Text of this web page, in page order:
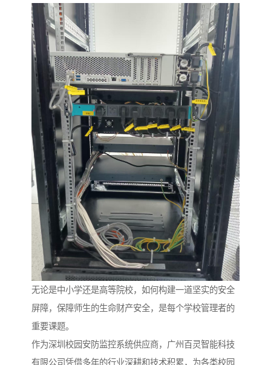
无论是中小学还是高等院校，如何构建一道坚实的安全
屏障，保障师生的生命财产安全，是每个学校管理者的
重要课题。
作为深圳校园安防监控系统供应商，广州百灵智能科技
有限公司凭借多年的行业深耕和技术积累，为各类校园